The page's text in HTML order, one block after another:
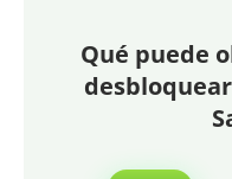
Qué puede